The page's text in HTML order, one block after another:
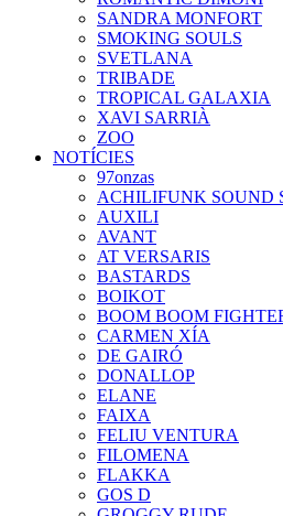
SANDRA MONFORT
SMOKING SOULS
SVETLANA
TRIBADE
TROPICAL GALAXIA
XAVI SARRIÀ
ZOO
NOTÍCIES
97onzas
ACHILIFUNK SOUND
AUXILI
AVANT
AT VERSARIS
BASTARDS
BOIKOT
BOOM BOOM
CARMEN XÍA
DE GAIRÓ
DONALLOP
ELANE
FAIXA
FELIU VENTURA
FILOMENA
FLAKKA
GOS D